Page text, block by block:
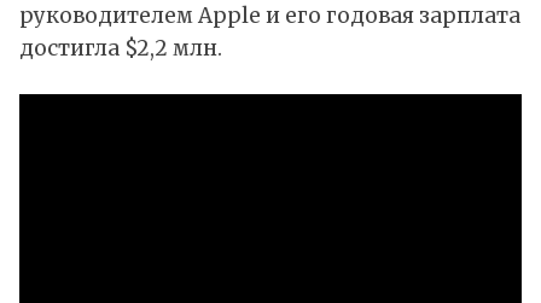
руководителем Apple и его годовая зарплата
достигла $2,2 млн.